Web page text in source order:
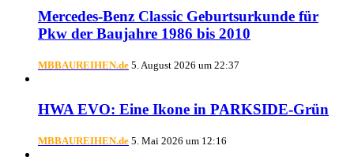
Mercedes-Benz Classic Geburtsurkunde für
Pkw der Baujahre 1986 bis 2010
MBBAUREIHEN.de 5. August 2026 um 22:37
HWA EVO: Eine Ikone in PARKSIDE-Grün
MBBAUREIHEN.de 5. Mai 2026 um 12:16